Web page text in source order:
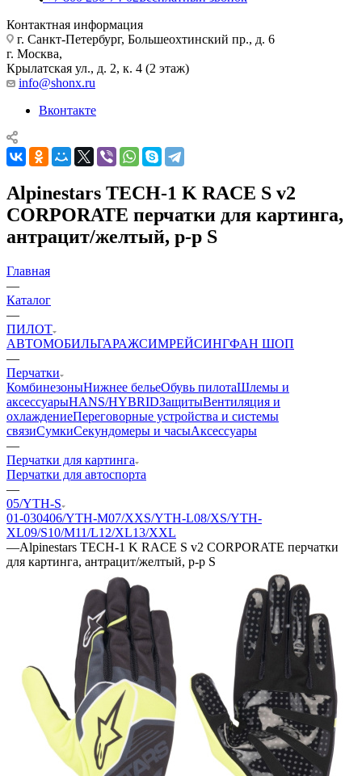
Контактная информация
г. Санкт-Петербург, Большеохтинский пр., д. 6
г. Москва,
Крылатская ул., д. 2, к. 4 (2 этаж)
info@shonx.ru
Вконтакте
Alpinestars TECH-1 K RACE S v2
CORPORATE перчатки для картинга,
антрацит/желтый, р-р S
Главная
—
Каталог
—
ПИЛОТ
АВТОМОБИЛЬГАРАЖСИМРЕЙСИНГФАН ШОП
—
Перчатки
КомбинезоныНижнее бельеОбувь пилотаШлемы и
аксессуарыHANS/HYBRIDЗащитыВентиляция и
охлаждениеПереговорные устройства и системы
связиСумкиСекундомеры и часыАксессуары
—
Перчатки для картинга
Перчатки для автоспорта
—
05/YTH-S
01-030406/YTH-M07/XXS/YTH-L08/XS/YTH-
XL09/S10/M11/L12/XL13/XXL
—Alpinestars TECH-1 K RACE S v2 CORPORATE перчатки
для картинга, антрацит/желтый, р-р S